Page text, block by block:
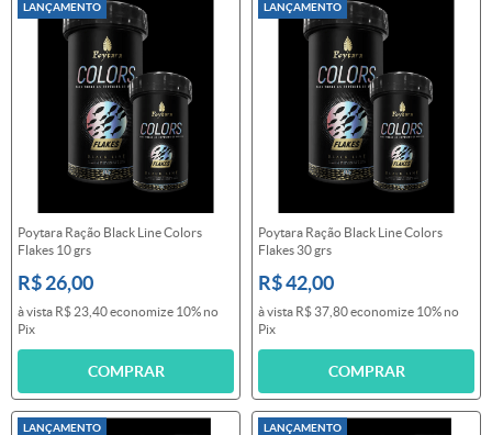
LANÇAMENTO
Poytara Ração Black Line Colors
Flakes 10 grs
R$ 26,00
à vista R$ 23,40economize 10% no
Pix
COMPRAR
LANÇAMENTO
Poytara Ração Black Line Colors
Flakes 30 grs
R$ 42,00
à vista R$ 37,80economize 10% no
Pix
COMPRAR
LANÇAMENTO LANÇAMENTO